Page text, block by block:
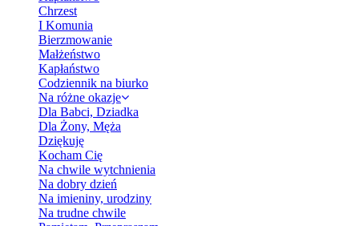
Chrzest
I Komunia
Bierzmowanie
Małżeństwo
Kapłaństwo
Codziennik na biurko
Na różne okazje
Dla Babci, Dziadka
Dla Żony, Męża
Dziękuję
Kocham Cię
Na chwile wytchnienia
Na dobry dzień
Na imieniny, urodziny
Na trudne chwile